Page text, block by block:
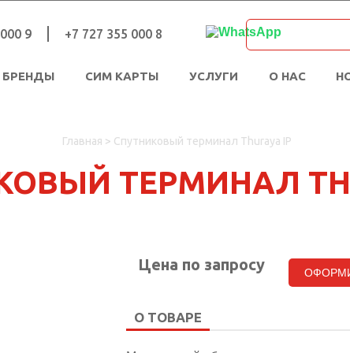
9 +7 727 355 000 8
БРЕНДЫ СИМ КАРТЫ УСЛУГИ О НАС
Главная > Спутниковый терминал Thuraya IP
ТЕРМИНАЛ
Цена по запросу
О ТОВАРЕ